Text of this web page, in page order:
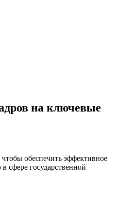
на ключевые
обеспечить эффективное
сфере государственной